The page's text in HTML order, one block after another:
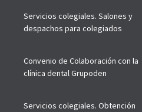
Servicios colegiales. Salones y
despachos para colegiados
Convenio de Colaboración con la
clínica dental Grupoden
Servicios colegiales. Obtención